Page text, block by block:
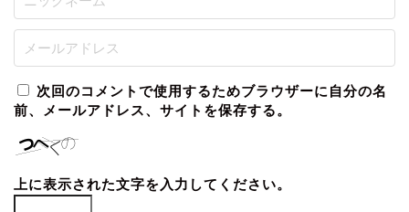
次回のコメントで使用するためブラウザーに自分の名
前、メールアドレス、サイトを保存する。
上に表示された文字を入力してください。